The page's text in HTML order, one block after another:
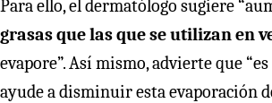
Para ello, el dermatólogo sugiere
grasas que las que se utilizan en
evapore”. Así mismo, advierte que
ayude a disminuir esta evaporación